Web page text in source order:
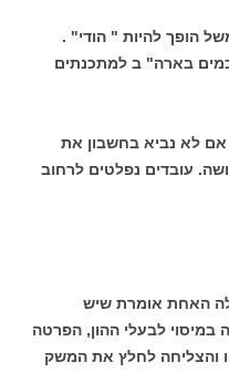
הופך להיות " הודי" .
בארה" ב למתכנתים
אם לא נביא בחשבון את
עובדים נפלטים לרחוב
האחת אומרת שיש
לבעלי ההון, הפרטה
והצליחה לחלץ את המשק